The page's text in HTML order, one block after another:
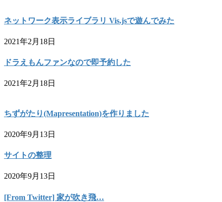
ネットワーク表示ライブラリ Vis.jsで遊んでみた
2021年2月18日
ドラえもんファンなので即予約した
2021年2月18日
ちずがたり(Mapresentation)を作りました
2020年9月13日
サイトの整理
2020年9月13日
[From Twitter] 家が吹き飛…